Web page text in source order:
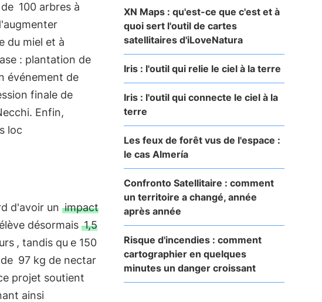
100 arbres à
du miel et à
: plantation de
événement de
finale de
Enfin,
loc
d'avoir un impact
désormais 1,5
, tandis qu e 150
97 kg de nectar
projet soutient
ainsi
XN Maps : qu'est-ce que c'est et à
quoi sert l'outil de cartes
satellitaires d'iLoveNatura
Iris : l'outil qui relie le ciel à la terre
Iris : l'outil qui connecte le ciel à la
terre
Les feux de forêt vus de l'espace :
le cas Almería
Confronto Satellitaire : comment
un territoire a changé, année
après année
Risque d'incendies : comment
cartographier en quelques
minutes un danger croissant